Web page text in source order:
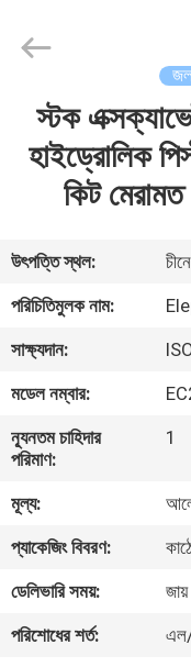
বাড়ি
আমাদের
সম্পর্কে
কারখানা
ভ্রমণ
নিয়ন্ত্রণ
যোগাযোগ
করুন
Power
Co.,Ltd.
Reserved.স্টক
হাইড্রোলিক
কিট
উৎপত্তি স্থল:
পরিচিতিমুলক নাম:
সাক্ষ্যদান:
মডেল নম্বার:
ন্যূনতম চাহিদার
পরিমাণ:
1
মূল্য:
প্যাকেজিং বিবরণ:
ডেলিভারি সময়:
পরিশোধের শর্ত:
এল/